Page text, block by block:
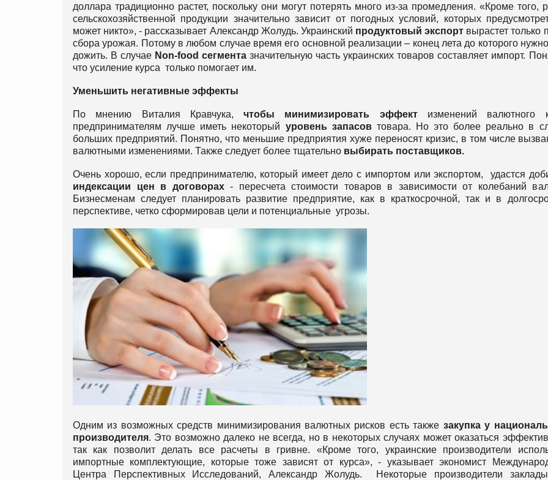
доллара традиционно растет, поскольку они могут потерять много из-за промедления. «Кроме того,
сельскохозяйственной продукции значительно зависит от погодных условий, которых
может никто», - рассказывает Александр Жолудь. Украинский продуктовый экспорт вырастет только
сбора урожая. Потому в любом случае время его основной реализации – конец лета до которого
дожить. В случае Non-food сегмента значительную часть украинских товаров составляет импорт.
что усиление курса только помогает им.
Уменьшить негативные эффекты
По мнению Виталия Кравчука, чтобы минимизировать эффектизменений валютного
предпринимателям лучше иметь некоторый уровень запасовтовара. Но это более реально в
больших предприятий. Понятно, что меньшие предприятия хуже переносят кризис, в том числе
валютными изменениями. Также следует более тщательно выбирать поставщиков.
Очень хорошо, если предпринимателю, который имеет дело с импортом или экспортом, удастся
индексации цен в договорах- пересчета стоимости товаров в зависимости от колебаний
Бизнесменам следует планировать развитие предприятие, как в краткосрочной, так и в
перспективе, четко сформировав цели и потенциальные угрозы.
Одним из возможных средств минимизирования валютных рисков есть также закупка у
производителя. Это возможно далеко не всегда, но в некоторых случаях может оказаться
так как позволит делать все расчеты в гривне. «Кроме того, украинские производители
импортные комплектующие, которые тоже зависят от курса», - указывает экономист
Центра Перспективных Исследований, Александр Жолудь. Некоторые производители